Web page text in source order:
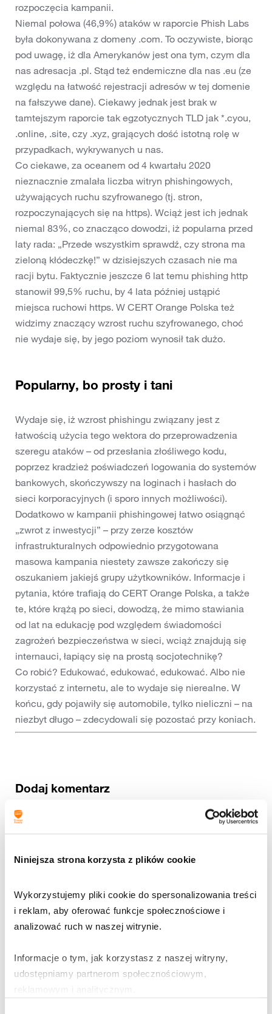
Niniejsza strona korzysta z plików cookie
Wykorzystujemy pliki cookie do spersonalizowania treści
i reklam, aby oferować funkcje społecznościowe i
analizować ruch w naszej witrynie.
Informacje o tym, jak korzystasz z naszej witryny,
udostępniamy partnerom społecznościowym,
rozpoczęcia kampanii.
Niemal połowa (46,9%) ataków w raporcie Phish Labs
była dokonywana z domeny .com. To oczywiste, biorąc
pod uwagę, iż dla Amerykanów jest ona tym, czym dla
nas adresacja .pl. Stąd też endemiczne dla nas .eu (ze
względu na łatwość rejestracji adresów w tej domenie
na fałszywe dane). Ciekawy jednak jest brak w
tamtejszym raporcie tak egzotycznych TLD jak *.cyou,
.online, .site, czy .xyz, grających dość istotną rolę w
przypadkach, wykrywanych u nas.
Co ciekawe, za oceanem od 4 kwartału 2020
nieznacznie zmalała liczba witryn phishingowych,
używających ruchu szyfrowanego (tj. stron,
rozpoczynających się na https). Wciąż jest ich jednak
niemal 83%, co znacząco dowodzi, iż popularna przed
laty rada: „Przede wszystkim sprawdź, czy strona ma
zieloną kłódeczkę!” w dzisiejszych czasach nie ma
racji bytu. Faktycznie jeszcze 6 lat temu phishing http
stanowił 99,5% ruchu, by 4 lata później ustąpić
miejsca ruchowi https. W CERT Orange Polska też
widzimy znaczący wzrost ruchu szyfrowanego, choć
nie wydaje się, by jego poziom wynosił tak dużo.
Popularny, bo prosty i tani
Wydaje się, iż wzrost phishingu związany jest z
łatwością użycia tego wektora do przeprowadzenia
szeregu ataków – od przesłania złośliwego kodu,
poprzez kradzież poświadczeń logowania do systemów
bankowych, skończywszy na loginach i hasłach do
sieci korporacyjnych (i sporo innych możliwości).
Dodatkowo w kampanii phishingowej łatwo osiągnąć
„zwrot z inwestycji” – przy zerze kosztów
infrastrukturalnych odpowiednio przygotowana
masowa kampania niestety zawsze zakończy się
oszukaniem jakiejś grupy użytkowników. Informacje i
pytania, które trafiają do CERT Orange Polska, a także
te, które krążą po sieci, dowodzą, że mimo stawiania
od lat na edukację pod względem świadomości
zagrożeń bezpieczeństwa w sieci, wciąż znajdują się
internauci, łapiący się na prostą socjotechnikę?
Co robić? Edukować, edukować, edukować. Albo nie
korzystać z internetu, ale to wydaje się nierealne. W
końcu, gdy pojawiły się automobile, tylko nieliczni – na
niezbyt długo – zdecydowali się pozostać przy koniach.
Dodaj komentarz
Wymagane pola są oznaczone
Adres email*